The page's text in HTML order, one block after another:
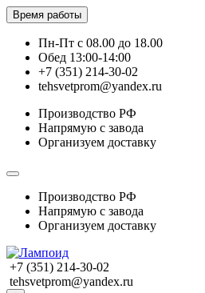
Время работы
Пн-Пт с 08.00 до 18.00
Обед 13:00-14:00
+7 (351) 214-30-02
tehsvetprom@yandex.ru
Производство РФ
Напрямую с завода
Организуем доставку
Производство РФ
Напрямую с завода
Организуем доставку
+7 (351) 214-30-02
tehsvetprom@yandex.ru